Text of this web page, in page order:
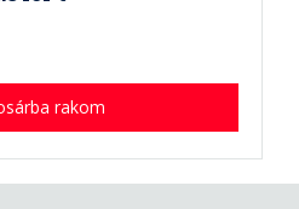
rakom